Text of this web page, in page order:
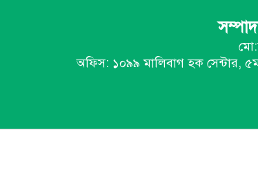
অফিস: ১০৯৯ মালিবাগ হক সেন্টার,